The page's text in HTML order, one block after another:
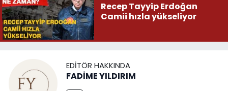
Recep Tayyip Erdoğan
Camii hızla yükseliyor
EDITÖR HAKKINDA
FADİME YILDIRIM